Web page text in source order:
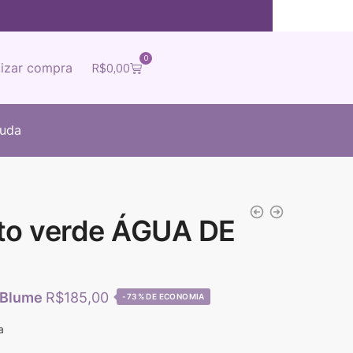
R$0,00
0
compra
verde ÁGUA DE
R$185,00 -73%